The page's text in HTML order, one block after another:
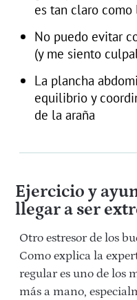
es tan claro
No puedo evitar
(y me siento
La plancha
equilibrio y
de la araña
Ejercicio y
llegar a ser
Otro estresor de los
Como explica la
regular es uno de los
más a mano,